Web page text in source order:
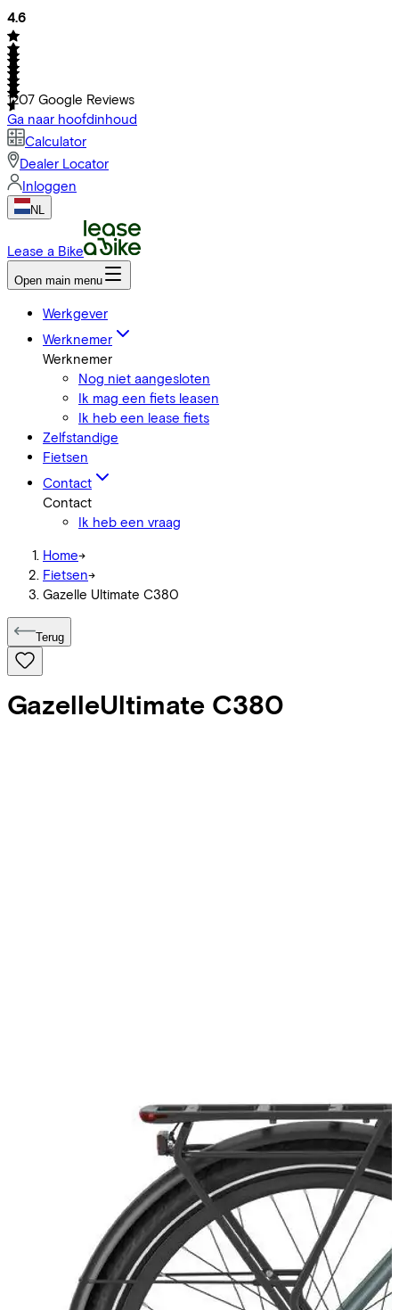
4.6
1207 Google Reviews
Ga naar hoofdinhoud
Calculator
Dealer Locator
Inloggen
NL
Lease a Bike
Open main menu
Werkgever
Werknemer
Werknemer
Nog niet aangesloten
Ik mag een fiets leasen
Ik heb een lease fiets
Zelfstandige
Fietsen
Contact
Contact
Ik heb een vraag
Home->
Fietsen->
Gazelle Ultimate C380
Terug
GazelleUltimate C380